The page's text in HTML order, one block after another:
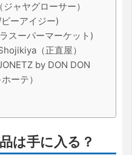
ャヤグローサー）
ーアイジー)
スーパーマーケット)
（正直屋）
by DON DON
ーテ）
は手に入る？